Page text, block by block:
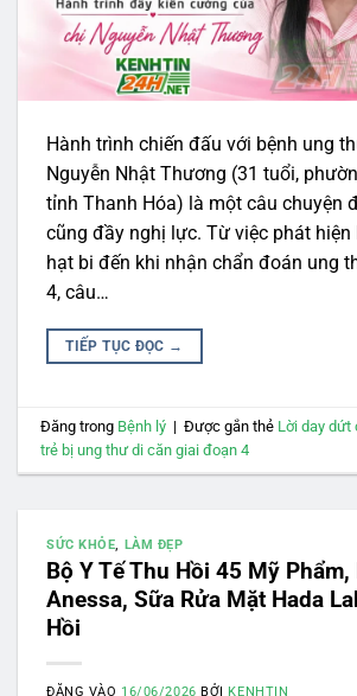
Hành trình chiến đấu với bệnh ung
Nguyễn Nhật Thương (31 tuổi,
tỉnh Thanh Hóa) là một câu chuyện
cũng đầy nghị lực. Từ việc phát
hạt bi đến khi nhận chẩn đoán ung
4, câu…
TIẾP TỤC ĐỌC →
Đăng trong Bệnh lý | Được gắn thẻ Lời day dứt
trẻ bị ung thư di căn giai đoạn 4
SỨC KHỎE, LÀM ĐẸP
Bộ Y Tế Thu Hồi 45 Mỹ
Anessa, Sữa Rửa Mặt Hada
Hồi
ĐĂNG VÀO 16/06/2026 BỞI KENHTIN